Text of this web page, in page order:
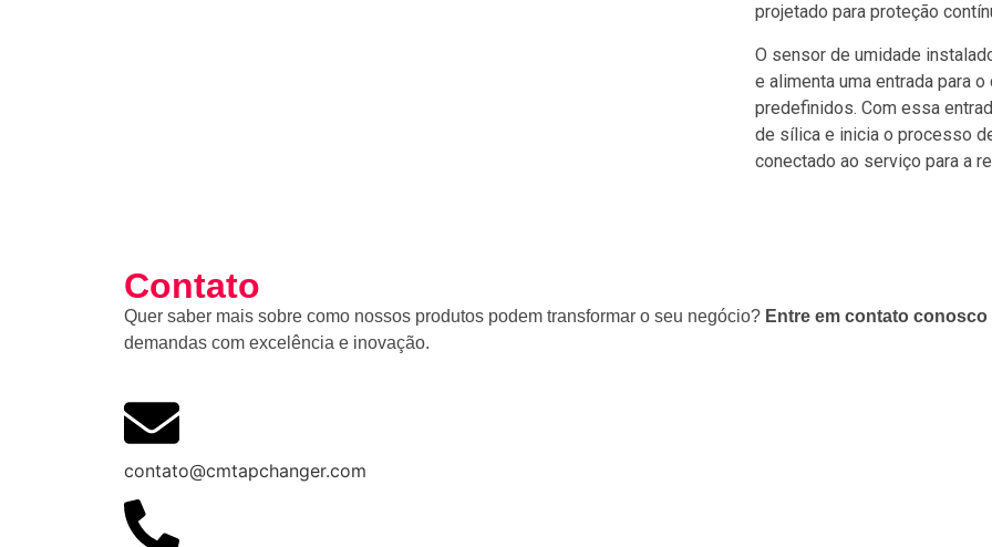
projetado para proteção
O sensor de umidade
e alimenta uma entrada para
predefinidos. Com essa
de sílica e inicia o processo
conectado ao serviço para a
Contato
Quer saber mais sobre como nossos produtos podem transformar o seu negócio? Entre em contato conosco
demandas com excelência e inovação.
contato@cmtapchanger.com